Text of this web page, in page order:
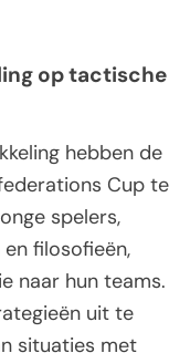
op tactische
hebben de
Cup te
spelers,
filosofieën,
naar hun teams.
uit te
situaties met